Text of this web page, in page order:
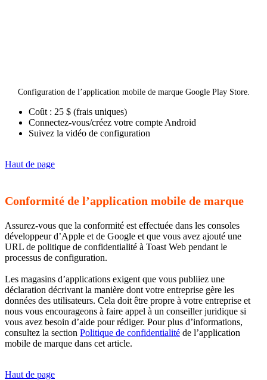
Configuration de l’application mobile de marque Google Play Store.
Coût : 25 $ (frais uniques)
Connectez-vous/créez votre compte Android
Suivez la vidéo de configuration
Haut de page
Conformité de l’application mobile de marque
Assurez-vous que la conformité est effectuée dans les consoles
développeur d’Apple et de Google et que vous avez ajouté une
URL de politique de confidentialité à Toast Web pendant le
processus de configuration.
Les magasins d’applications exigent que vous publiiez une
déclaration décrivant la manière dont votre entreprise gère les
données des utilisateurs. Cela doit être propre à votre entreprise et
nous vous encourageons à faire appel à un conseiller juridique si
vous avez besoin d’aide pour rédiger. Pour plus d’informations,
consultez la section Politique de confidentialité de l’application
mobile de marque dans cet article.
Haut de page